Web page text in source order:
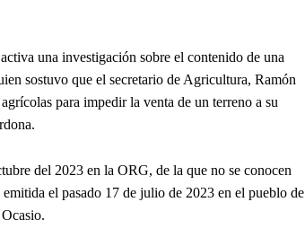
una investigación sobre el contenido de una
sostuvo que el secretario de Agricultura, Ramón
para impedir la venta de un terreno a su
del 2023 en la ORG, de la que no se conocen
el pasado 17 de julio de 2023 en el pueblo de